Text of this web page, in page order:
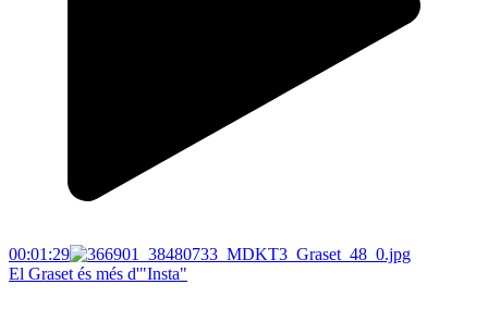
00:01:29
El Graset és més d'"Insta"